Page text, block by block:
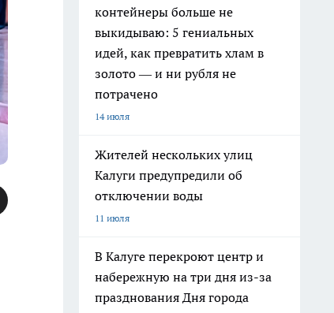
контейнеры больше не
выкидываю: 5 гениальных
идей, как превратить хлам в
золото — и ни рубля не
потрачено
14 июля
Жителей нескольких улиц
Калуги предупредили об
отключении воды
11 июля
В Калуге перекроют центр и
набережную на три дня из-за
празднования Дня города